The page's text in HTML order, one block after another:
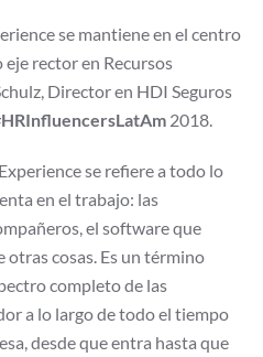
se mantiene en el centro
rector en Recursos
Director en HDI Seguros
2018.
se refiere a todo lo
en el trabajo: las
el software que
otras cosas. Es un término
completo de las
a lo largo de todo el tiempo
desde que entra hasta que